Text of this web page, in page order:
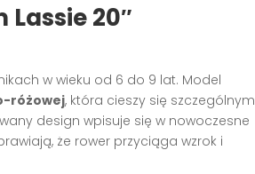
20″
w wieku od 6 do 9 lat. Model
różowej, która cieszy się szczególnym
design wpisuje się w nowoczesne
że rower przyciąga wzrok i